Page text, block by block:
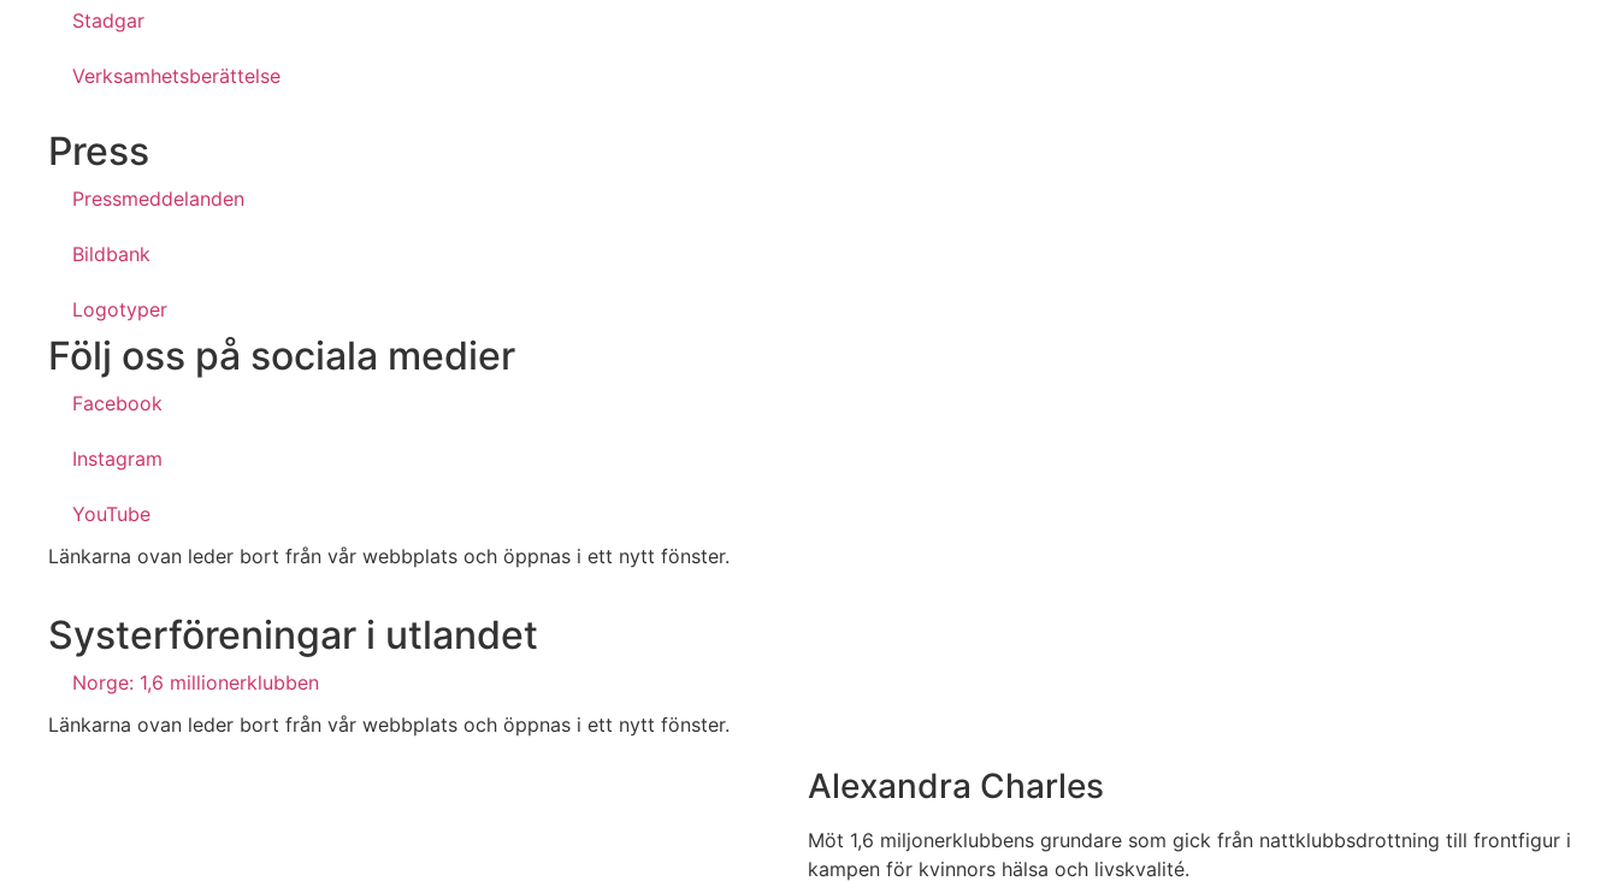
Stadgar
Verksamhetsberättelse
Press
Pressmeddelanden
Bildbank
Logotyper
Följ oss på sociala medier
Facebook
Instagram
YouTube
Länkarna ovan leder bort från vår webbplats och öppnas i ett nytt fönster.
Systerföreningar i utlandet
Norge: 1,6 millionerklubben
Länkarna ovan leder bort från vår webbplats och öppnas i ett nytt fönster.
Alexandra Charles
Möt 1,6 miljonerklubbens grundare som gick från nattklubbsdrottning till frontfigur i
kampen för kvinnors hälsa och livskvalité.